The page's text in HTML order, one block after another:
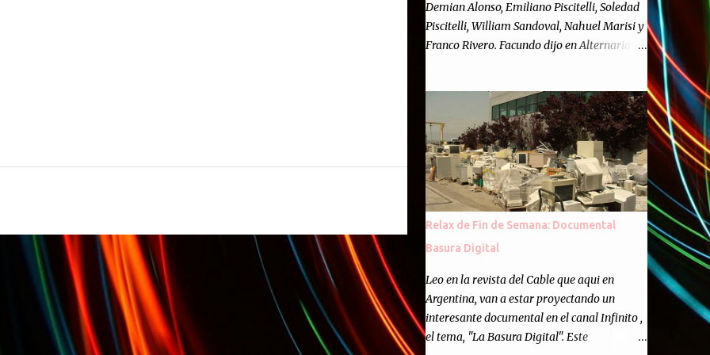
Demian Alonso, Emiliano Piscitelli, Soledad
Piscitelli, William Sandoval, Nahuel Marisi y
Franco Rivero. Facundo dijo en Alternaria :
Cincuenta ocasiones para ponernos en
contacto con ustedes y contarles las noticias
de tecnología más importantes, desde
nuestra propia óptica: un punto de vista
independiente e informal.Para festejarlo, se
nos ocurrió que estemos todos juntos; y
cuando digo "todos" me refiero a toda la
semanario como panelista, y a ustedes. Por
eso se nos ocurrió la idea de emitir video en
vivo. La tarea no fué facil, hubo que
coordinar horarios, preparar el estudio,
configurar muchos programejos y hacer
Relax de Fin de Semana: Documental
Basura Digital
Leo en la revista del Cable que aqui en
Argentina, van a estar proyectando un
interesante documental en el canal Infinito ,
el tema, "La Basura Digital". Este